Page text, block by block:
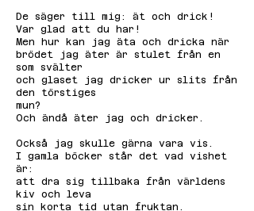
De säger till mig: ät och drick!
Var glad att du har!
Men hur kan jag äta och dricka när
brödet jag äter är stulet från en
som svälter
och glaset jag dricker ur slits från
den törstiges
mun?
Och ändå äter jag och dricker.
Också jag skulle gärna vara vis.
I gamla böcker står det vad vishet
är:
att dra sig tillbaka från världens
kiv och leva
sin korta tid utan fruktan.